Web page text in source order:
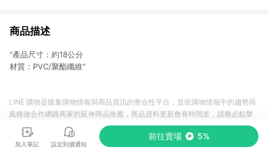
商品描述
"產品尺寸：約18公分
材質：PVC/聚酯纖維"
加入筆記 設定到價通知
前往賣場 5%
LINE 購物是匯集購物情報與商品資訊的整合性平台，並依購物情報中的趨勢與
風格做合作網路商家的延伸商品推薦，商品資料更新會有時間差，請務必點擊
商品至各合作網路商家，確認現售價與購物條件，一切資訊以合作廠商網頁為
準。